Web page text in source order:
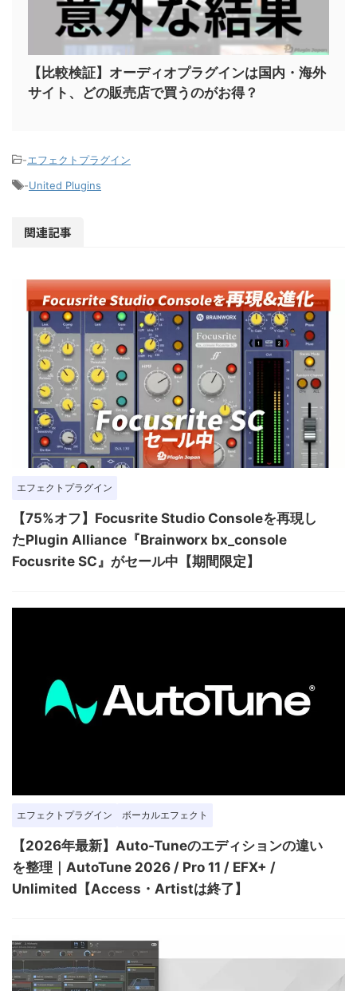
【比較検証】オーディオプラグインは国内・海外
サイト、どの販売店で買うのがお得？
-エフェクトプラグイン
-United Plugins
関連記事
エフェクトプラグイン
【75%オフ】Focusrite Studio Consoleを再現し
たPlugin Alliance『Brainworx bx_console
Focusrite SC』がセール中【期間限定】
エフェクトプラグイン ボーカルエフェクト
【2026年最新】Auto-Tuneのエディションの違い
を整理｜AutoTune 2026 / Pro 11 / EFX+ /
Unlimited【Access・Artistは終了】